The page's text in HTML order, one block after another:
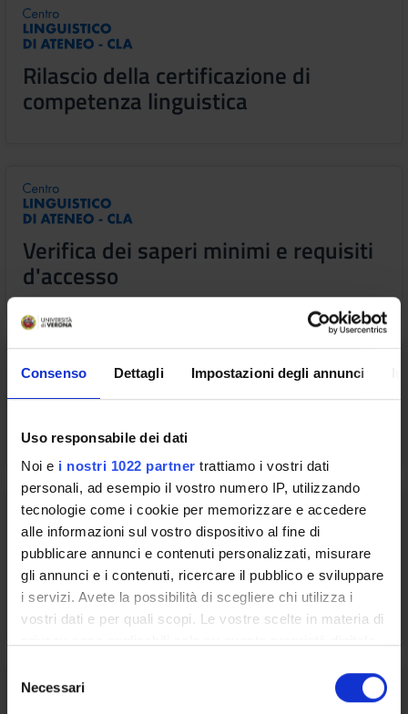
Consenso Dettagli Impostazioni degli annunci
Uso responsabile dei dati
Noi e i nostri 1022 partner trattiamo i vostri dati
personali, ad esempio il vostro numero IP, utilizzando
tecnologie come i cookie per memorizzare e accedere
alle informazioni sul vostro dispositivo al fine di
pubblicare annunci e contenuti personalizzati, misurare
gli annunci e i contenuti, ricercare il pubblico e sviluppare
i servizi. Avete la possibilità di scegliere chi utilizza i
vostri dati e per quali scopi. Le vostre scelte in materia di
modificare o revocare il proprio consenso in qualsiasi
momento dalla Dichiarazione sui cookie o facendo clic
Necessari
Rilascio della certificazione di
competenza linguistica
Verifica dei saperi minimi e requisiti
d'accesso
TANDEM@CLA
Certificazioni linguistiche per
studenti con DSA